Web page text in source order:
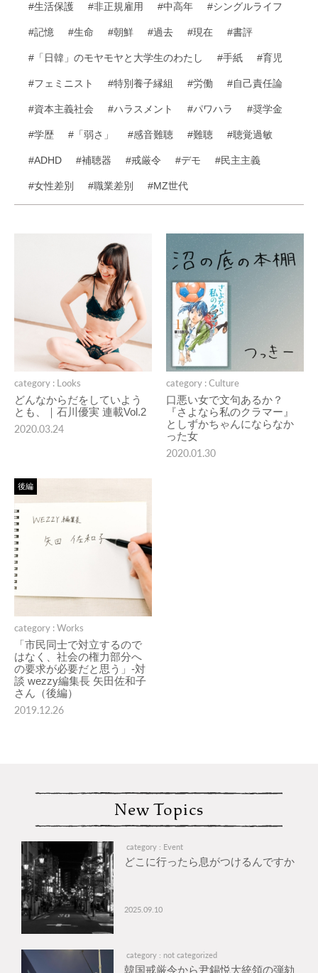
#生活保護 #非正規雇用 #中高年 #シングルライフ
#記憶 #生命 #朝鮮 #過去 #現在 #書評
#「日韓」のモヤモヤと大学生のわたし #手紙 #育児
#フェミニスト #特別養子縁組 #労働 #自己責任論
#資本主義社会 #ハラスメント #パワハラ #奨学金
#学歴 #「弱さ」 #感音難聴 #難聴 #聴覚過敏
#ADHD #補聴器 #戒厳令 #デモ #民主主義
#女性差別 #職業差別 #MZ世代
category : Looks
どんなからだをしていよう
とも、｜石川優実 連載Vol.2
2020.03.24
category : Culture
口悪い女で文句あるか？
『さよなら私のクラマー』
としずかちゃんにならなか
った女
2020.01.30
後編
category : Works
「市民同士で対立するので
はなく、社会の権力部分へ
の要求が必要だと思う」-対
談 wezzy編集長 矢田佐和子
さん（後編）
2019.12.26
New Topics
category : Event
どこに行ったら息がつけるんですか
2025.09.10
category : not categorized
韓国戒厳令から尹錫悦大統領の弾劾